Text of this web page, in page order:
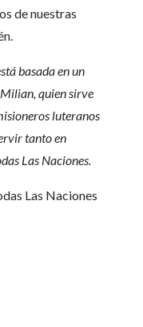
de nuestras
basada en un
quien sirve
luteranos
tanto en
Las Naciones.
Las Naciones